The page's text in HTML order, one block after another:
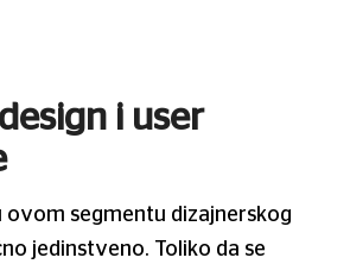
i user
ovom segmentu dizajnerskog
jedinstveno. Toliko da se